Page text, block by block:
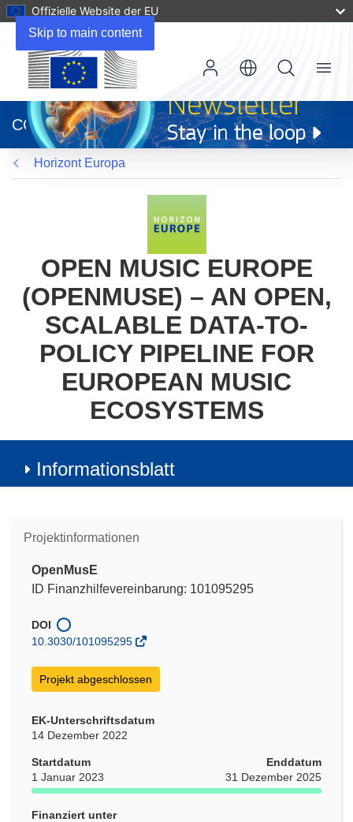
Skip to main content
Offizielle Website der EU
neuem
Fenster)
CORDIS
Menu
Horizont Europa
OPEN MUSIC EUROPE
(OPENMUSE) – AN OPEN,
SCALABLE DATA-TO-
POLICY PIPELINE FOR
EUROPEAN MUSIC
ECOSYSTEMS
Informationsblatt
Projektinformationen
OpenMusE
ID Finanzhilfevereinbarung: 101095295
DOI
10.3030/101095295
Projekt abgeschlossen
EK-Unterschriftsdatum
14 Dezember 2022
Startdatum
1 Januar 2023
Enddatum
31 Dezember 2025
Finanziert unter